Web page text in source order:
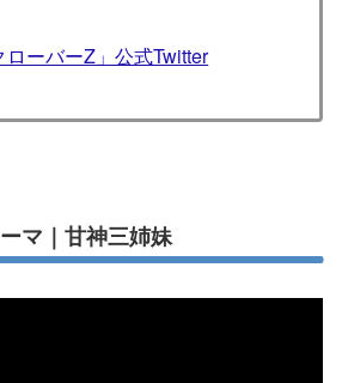
ローバーZ」公式Twitter
マ｜甘神三姉妹